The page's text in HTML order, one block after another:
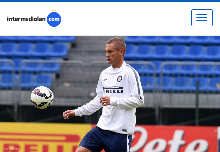
Toggle
fot. © inter.it